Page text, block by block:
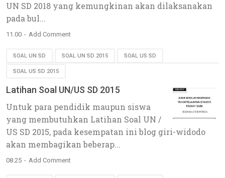
UN SD 2018 yang kemungkinan akan dilaksanakan
pada bul...
11.00 Add Comment
SOAL UN SD SOAL UN SD 2015 SOAL US SD
SOAL US SD 2015
Latihan Soal UN/US SD 2015
Untuk para pendidik maupun siswa
yang membutuhkan Latihan Soal UN /
US SD 2015, pada kesempatan ini blog giri-widodo
akan membagikan beberap...
08.25 Add Comment